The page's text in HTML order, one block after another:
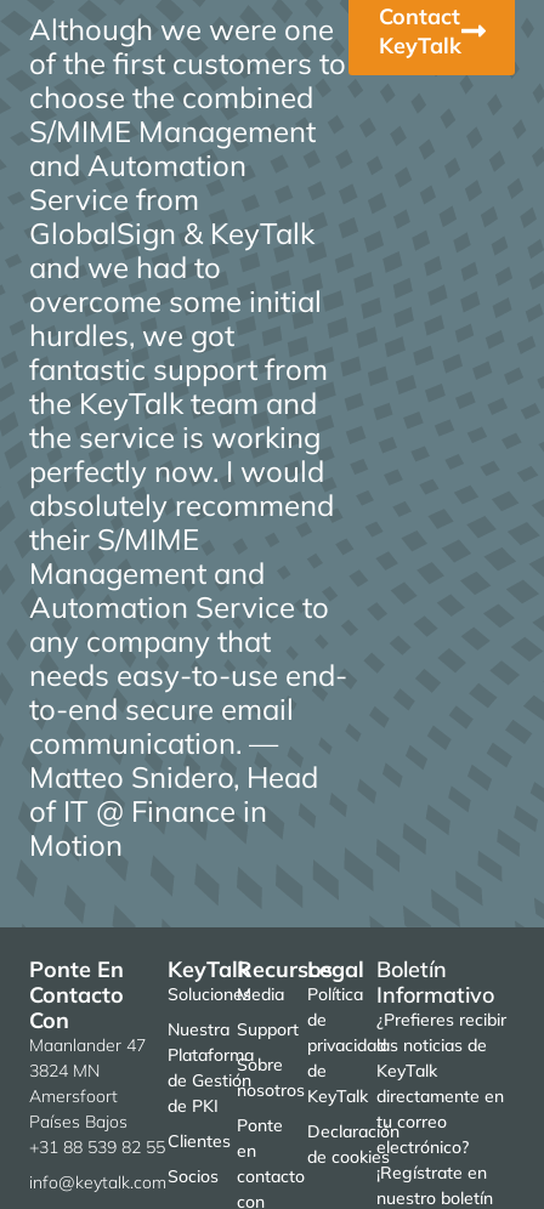
Although we were one
of the first customers to
choose the combined
S/MIME Management
and Automation
Service from
GlobalSign & KeyTalk
and we had to
overcome some initial
hurdles, we got
fantastic support from
the KeyTalk team and
the service is working
perfectly now. I would
absolutely recommend
their S/MIME
Management and
Automation Service to
any company that
needs easy-to-use end-
to-end secure email
communication. —
Matteo Snidero, Head
of IT @ Finance in
Motion
Contact
KeyTalk
KeyTalk
Soluciones
Nuestra
Plataforma
de Gestión
de PKI
Clientes
Socios
Recursos
Media
Support
Sobre
nosotros
Ponte
en
contacto
con
Legal
Política
de
privacidad
de
KeyTalk
Declaración
de cookies
Ponte En
Contacto
Con
Maanlander 47
3824 MN
Amersfoort
Países Bajos
+31 88 539 82 55
info@keytalk.com
Boletín
Informativo
¿Prefieres recibir
las noticias de
KeyTalk
directamente en
tu correo
electrónico?
¡Regístrate en
nuestro boletín